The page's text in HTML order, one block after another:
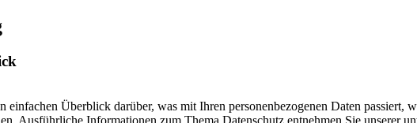
Überblick darüber, was mit Ihren personenbezogenen Daten passiert,
Ausführliche Informationen zum Thema Datenschutz entnehmen Sie unserer